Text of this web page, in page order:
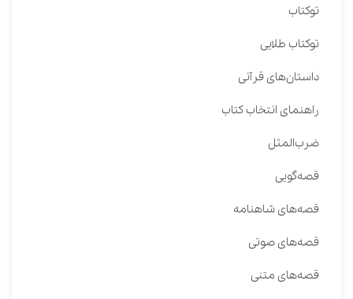
توکتاب
توکتاب طلایی
داستان‌های قرآنی
راهنمای انتخاب کتاب
ضرب‌المثل
قصه‌گویی
قصه‌های شاهنامه
قصه‌های صوتی
قصه‌های متنی